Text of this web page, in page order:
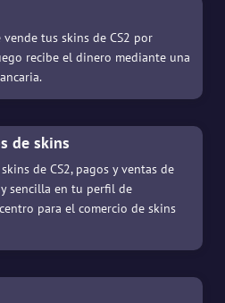
tus skins de CS2 por
recibe el dinero mediante una
de skins
de CS2, pagos y ventas de
sencilla en tu perfil de
para el comercio de skins